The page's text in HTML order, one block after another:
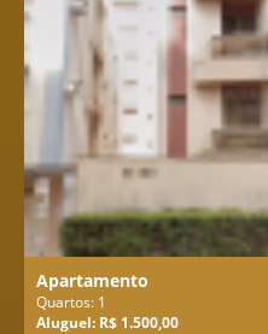
Apartamento
Quartos: 1
Aluguel: R$ 1.500,00